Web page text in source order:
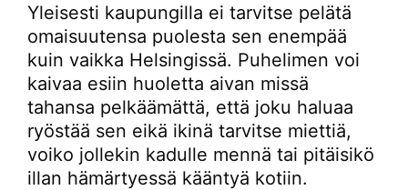
Yleisesti kaupungilla ei tarvitse pelätä
omaisuutensa puolesta sen enempää
kuin vaikka Helsingissä. Puhelimen voi
kaivaa esiin huoletta aivan missä
tahansa pelkäämättä, että joku haluaa
ryöstää sen eikä ikinä tarvitse miettiä,
voiko jollekin kadulle mennä tai pitäisikö
illan hämärtyessä kääntyä kotiin.